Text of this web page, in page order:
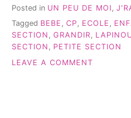
ÈRE…
Posted in UN PEU DE MOI
Tagged BEBE , CP, ECOLE ,
SECTION , GRANDIR,
SECTION , PETITE SECTION
LEAVE A COMMENT